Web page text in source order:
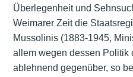
Überlegenheit und
Weimarer Zeit die
Mussolinis (1883-1945,
allem wegen dessen Politik
ablehnend gegenüber, so